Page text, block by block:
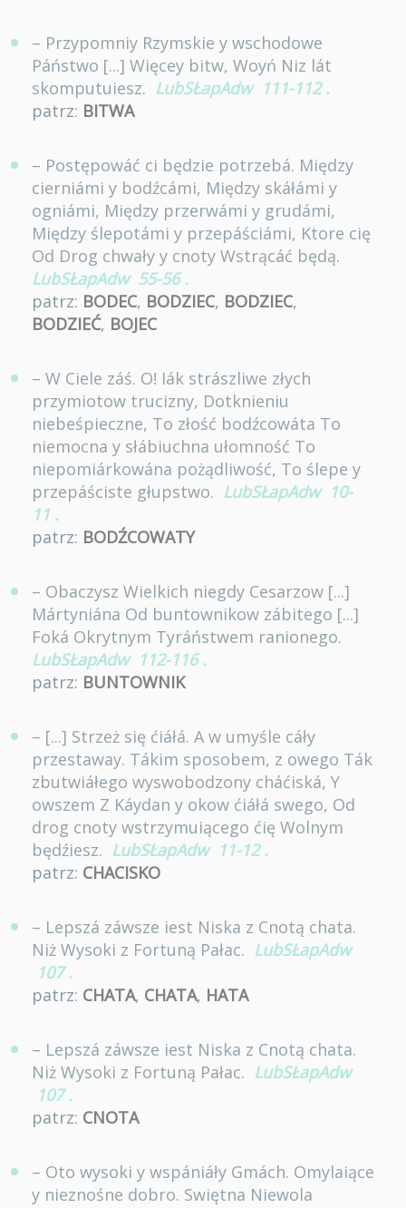
– Przypomniy Rzymskie y wschodowe
Páństwo [...] Więcey bitw, Woyń Niz lát
skomputuiesz. LubSŁapAdw 111-112 .
patrz: BITWA
– Postępowáć ci będzie potrzebá. Między
cierniámi y bodźcámi, Między skáłámi y
ogniámi, Między przerwámi y grudámi,
Między ślepotámi y przepáściámi, Ktore cię
Od Drog chwały y cnoty Wstrącáć będą.
LubSŁapAdw 55-56 .
patrz: BODEC, BODZIEC, BODZIEC,
BODZIEĆ, BOJEC
– W Ciele záś. O! Iák strászliwe złych
przymiotow trucizny, Dotknieniu
niebeśpieczne, To złość bodźcowáta To
niemocna y słábiuchna ułomność To
niepomiárkowána pożądliwość, To ślepe y
przepáściste głupstwo. LubSŁapAdw 10-
11 .
patrz: BODŹCOWATY
– Obaczysz Wielkich niegdy Cesarzow [...]
Mártyniána Od buntownikow zábitego [...]
Foká Okrytnym Tyráństwem ranionego.
LubSŁapAdw 112-116 .
patrz: BUNTOWNIK
– [...] Strzeż się ćiáłá. A w umyśle cáły
przestaway. Tákim sposobem, z owego Ták
zbutwiáłego wyswobodzony cháćiská, Y
owszem Z Káydan y okow ćiáłá swego, Od
drog cnoty wstrzymuiącego ćię Wolnym
będźiesz. LubSŁapAdw 11-12 .
patrz: CHACISKO
– Lepszá záwsze iest Niska z Cnotą chata.
Niż Wysoki z Fortuną Pałac. LubSŁapAdw
107 .
patrz: CHATA, CHATA, HATA
– Lepszá záwsze iest Niska z Cnotą chata.
Niż Wysoki z Fortuną Pałac. LubSŁapAdw
107 .
patrz: CNOTA
– Oto wysoki y wspániáły Gmách. Omylaiące
y nieznośne dobro. Swiętna Niewola